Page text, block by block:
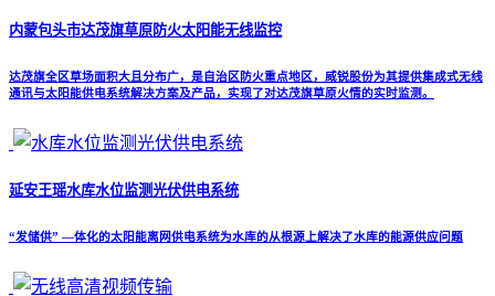
内蒙包头市达茂旗草原防火太阳能无线监控
达茂旗全区草场面积大且分布广，是自治区防火重点地区，威锐股份为其提供集成式无线
通讯与太阳能供电系统解决方案及产品，实现了对达茂旗草原火情的实时监测。
延安王瑶水库水位监测光伏供电系统
“发储供” —体化的太阳能离网供电系统为水库的从根源上解决了水库的能源供应问题